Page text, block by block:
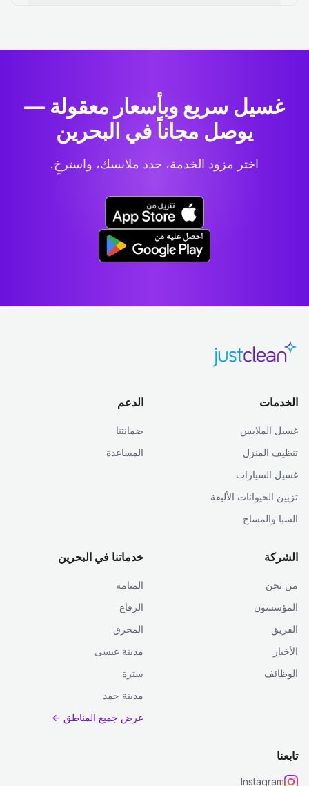
غسيل سريع وبأسعار معقولة —
يوصل مجاناً في البحرين
اختر مزود الخدمة، حدد ملابسك، واسترخِ.
الخدمات
غسيل الملابس
تنظيف المنزل
غسيل السيارات
تزيين الحيوانات الأليفة
السبا والمساج
الدعم
ضمانتنا
المساعدة
الشركة
من نحن
المؤسسون
الفريق
الأخبار
الوظائف
خدماتنا في البحرين
المنامة
الرفاع
المحرق
مدينة عيسى
سترة
مدينة حمد
عرض جميع المناطق ←
تابعنا
Instagram